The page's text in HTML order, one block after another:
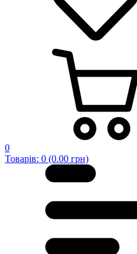
0
Товарів: 0 (0.00 грн)